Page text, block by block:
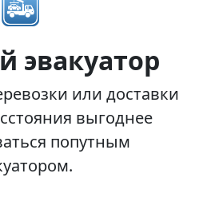
эвакуатор
или доставки
выгоднее
попутным